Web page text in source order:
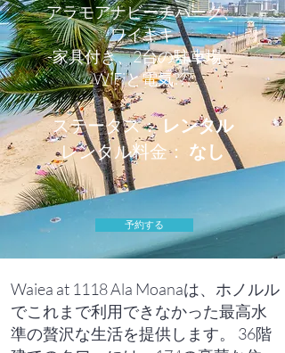
アラモアナビーチパーク、
ワイキキ
-家具付き、2台の駐車場、
WiFiと電気???
ステータス：レンタル
レンタル料金： なし
予約する
Waiea at 1118 Ala Moanaは、ホノルル
でこれまで利用できなかった最高水
準の贅沢な生活を提供します。 36階